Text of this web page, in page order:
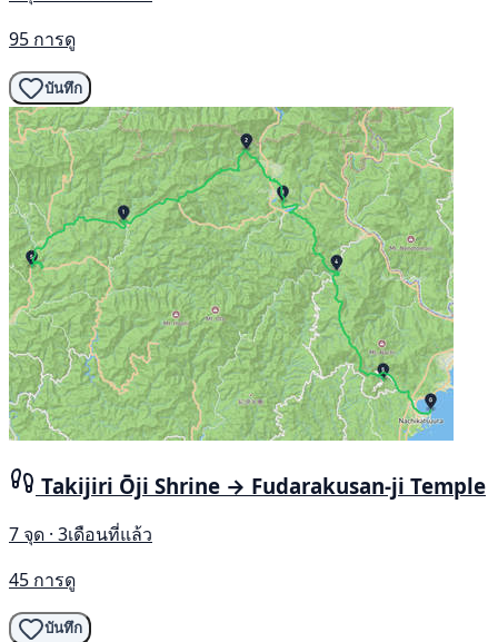
95 การดู
บันทึก
Takijiri Ōji Shrine → Fudarakusan-ji Temple
7 จุด · 3เดือนที่แล้ว
45 การดู
บันทึก